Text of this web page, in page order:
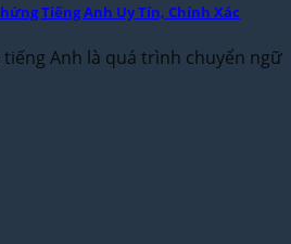
Tiếng Anh Uy Tín, Chính Xác
Anh là quá trình chuyển ngữ